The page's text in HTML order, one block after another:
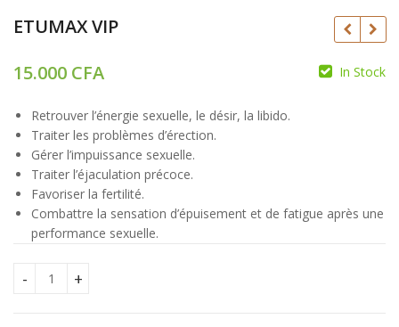
ETUMAX VIP
15.000 CFA In Stock
Retrouver l’énergie sexuelle, le désir, la libido.
Traiter les problèmes d’érection.
Gérer l’impuissance sexuelle.
Traiter l’éjaculation précoce.
Favoriser la fertilité.
Combattre la sensation d’épuisement et de fatigue après une
performance sexuelle.
ETUMAX VIP quantity